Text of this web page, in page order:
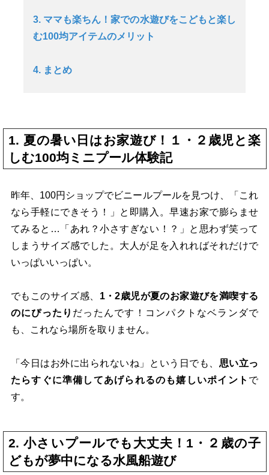
3. ママも楽ちん！家での水遊びをこどもと楽し
む100均アイテムのメリット
4. まとめ
1. 夏の暑い日はお家遊び！１・２歳児と楽
しむ100均ミニプール体験記
昨年、100円ショップでビニールプールを見つけ、「これ
なら手軽にできそう！」と即購入。早速お家で膨らませ
てみると…「あれ？小さすぎない！？」と思わず笑って
しまうサイズ感でした。大人が足を入れればそれだけで
いっぱいいっぱい。
でもこのサイズ感、 1・2歳児が夏のお家遊びを満喫する
のにぴったり だったんです！コンパクトなベランダで
も、これなら場所を取りません。
「今日はお外に出られないね」という日でも、 思い立っ
たらすぐに準備してあげられるのも嬉しいポイント で
す。
2. 小さいプールでも大丈夫！1・２歳の子
どもが夢中になる水風船遊び